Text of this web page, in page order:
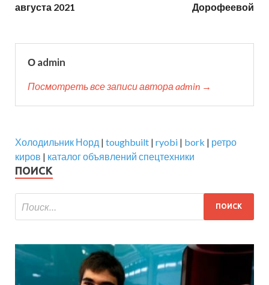
августа 2021
Дорофеевой
О admin
Посмотреть все записи автора admin →
Холодильник Норд | toughbuilt | ryobi | bork | ретро
киров | каталог объявлений спецтехники
ПОИСК